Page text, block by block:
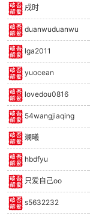
戌时
duanwuduanwu
lga2011
yuocean
lovedou0816
54wangjiaqing
斓曦
hbdfyu
只爱自己oo
s5632232